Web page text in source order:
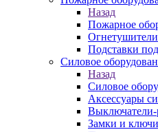
Назад
Пожарное
Огнетушители
Подставки
Силовое
Назад
Силовое
Аксессуары
Выключатели-
Замки и